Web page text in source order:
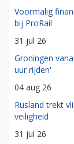
Voormalig
bij ProRail
31 jul 26
Groningen
uur rijden'
04 aug 26
Rusland trekt
veiligheid
31 jul 26